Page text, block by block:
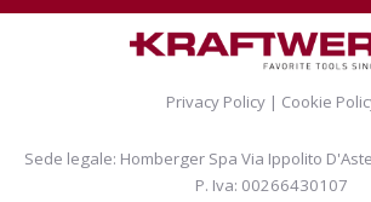
Privacy Policy| Cookie
Sede legale: Homberger Spa Via Ippolito
P. Iva: 00266430107